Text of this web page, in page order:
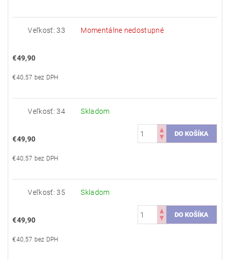
Veľkosť: 33 Momentálne nedostupné
€49,90
€40,57 bez DPH
Veľkosť: 34 Skladom
€49,90
€40,57 bez DPH
Veľkosť: 35 Skladom
€49,90
€40,57 bez DPH